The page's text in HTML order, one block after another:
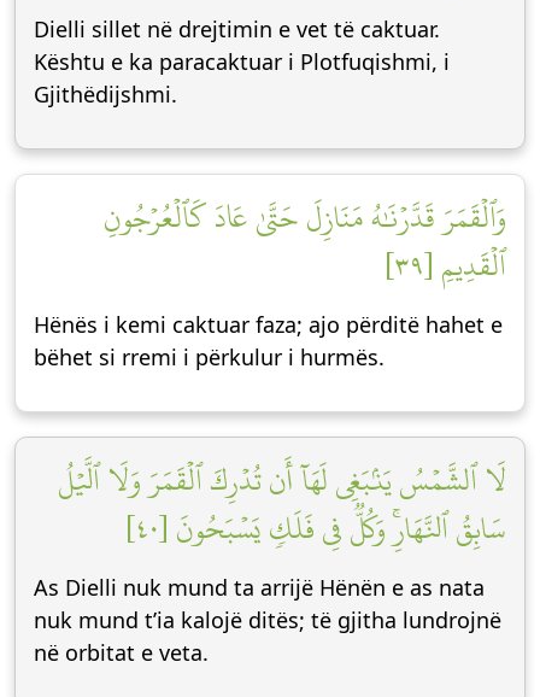
Dielli sillet në drejtimin e vet të caktuar.
Kështu e ka paracaktuar i Plotfuqishmi, i
Gjithëdijshmi.
وَٱلۡقَمَرَ قَدَّرۡنَٰهُ مَنَازِلَ حَتَّىٰ عَادَ كَٱلۡعُرۡجُونِ
ٱلۡقَدِيمِ [٣٩]
Hënës i kemi caktuar faza; ajo përditë hahet e
bëhet si rremi i përkulur i hurmës.
لَا ٱلشَّمۡسُ يَنۢبَغِي لَهَآ أَن تُدۡرِكَ ٱلۡقَمَرَ وَلَا ٱلَّيۡلُ
سَابِقُ ٱلنَّهَارِۚ وَكُلّٞ فِي فَلَكٖ يَسۡبَحُونَ [٤٠]
As Dielli nuk mund ta arrijë Hënën e as nata
nuk mund t’ia kalojë ditës; të gjitha lundrojnë
në orbitat e veta.